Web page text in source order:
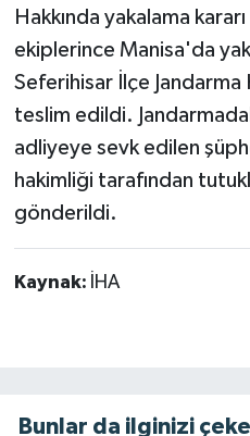
Hakkında yakalama
ekiplerince Manisa'da
Seferihisar İlçe Jandarma
teslim edildi.
adliyeye sevk edilen
hakimliği tarafından
gönderildi.
Kaynak: İHA
Bunlar da ilginizi